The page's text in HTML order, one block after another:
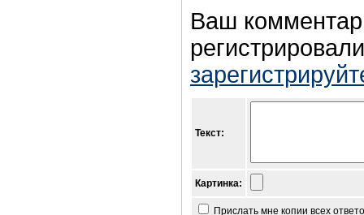
Ваш
Текст:
Картинка:
Прислать мне копии всех